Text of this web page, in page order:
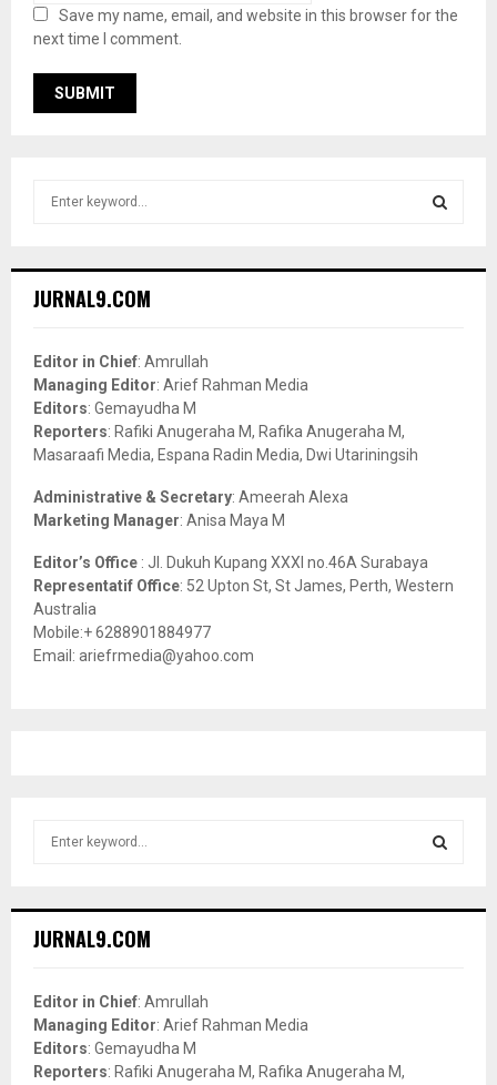
Save my name, email, and website in this browser for the
next time I comment.
h
o
r
:
JURNAL9.COM
Editor in Chief: Amrullah
Managing Editor: Arief Rahman Media
Editors: Gemayudha M
Reporters: Rafiki Anugeraha M, Rafika Anugeraha M,
Masaraafi Media, Espana Radin Media, Dwi Utariningsih
Administrative & Secretary: Ameerah Alexa
Marketing Manager: Anisa Maya M
Editor’s Office : Jl. Dukuh Kupang XXXI no.46A Surabaya
Representatif Office: 52 Upton St, St James, Perth, Western
Australia
Mobile:+ 6288901884977
Email: ariefrmedia@yahoo.com
h
o
r
:
JURNAL9.COM
Editor in Chief: Amrullah
Managing Editor: Arief Rahman Media
Editors: Gemayudha M
Reporters: Rafiki Anugeraha M, Rafika Anugeraha M,